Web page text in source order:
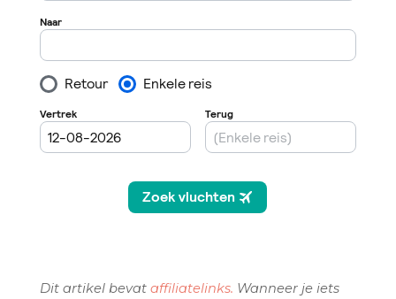
Dit artikel bevat affiliatelinks. Wanneer je iets